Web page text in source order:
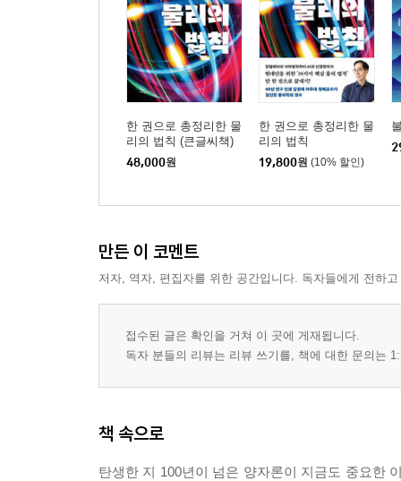
한 권으로 총정리한 물
리의 법칙 (큰글씨책)
48,000원
한 권으로 총정리한 물
리의 법칙
19,800원 (10% 할인)
만든 이 코멘트
저자, 역자, 편집자를 위한 공간입니다. 독자들에게 전하
접수된 글은 확인을 거쳐 이 곳에 게재됩니다.
독자 분들의 리뷰는 리뷰 쓰기를, 책에 대한 문의는
책 속으로
탄생한 지 100년이 넘은 양자론이 지금도 중요한